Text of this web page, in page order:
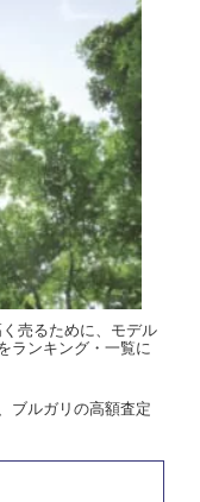
売るために、モデル
ランキング・一覧に
ブルガリの高額査定